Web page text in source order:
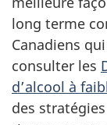
long terme
Canadiens
consulter les
d’alcool à
des